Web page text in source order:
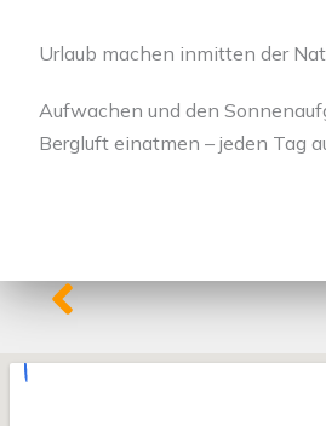
Urlaub machen inmitten der
Aufwachen und den
Bergluft einatmen – jeden Tag